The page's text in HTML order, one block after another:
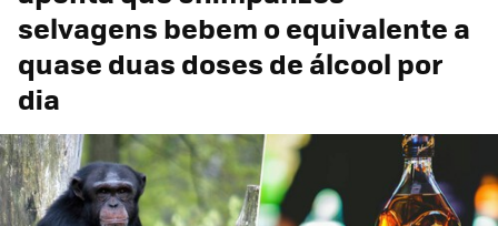
selvagens bebem o equivalente a
quase duas doses de álcool por
dia